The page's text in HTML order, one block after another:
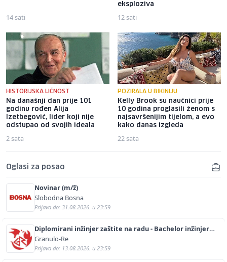
14 sati
eksploziva
12 sati
HISTORIJSKA LIČNOST
Na današnji dan prije 101
godinu rođen Alija
Izetbegović, lider koji nije
odstupao od svojih ideala
2 sata
POZIRALA U BIKINIJU
Kelly Brook su naučnici prije
10 godina proglasili ženom s
najsavršenijim tijelom, a evo
kako danas izgleda
22 sata
Oglasi za posao
Novinar (m/ž)
Slobodna Bosna
Prijava do: 31.08.2026. u 23:59
Diplomirani inžinjer zaštite na radu - Bachelor inžinjer
sigurnosti i pomoći (m/ž)
Granulo-Re
Prijava do: 13.08.2026. u 23:59